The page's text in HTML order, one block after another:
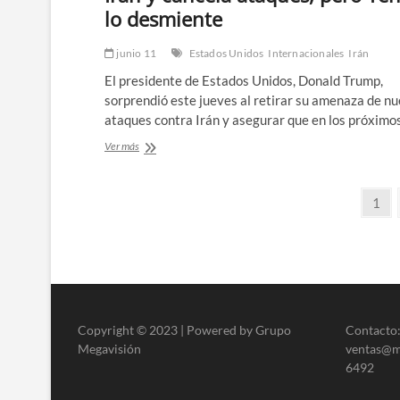
lo desmiente
junio 11 Estados Unidos Internacionales Irán
El presidente de Estados Unidos, Donald Trump,
sorprendió este jueves al retirar su amenaza de
ataques contra Irán y asegurar que en los
Ver másTrump
lo
desmiente
1
Copyright © 2023 | Powered by Grupo
Megavisión
6492